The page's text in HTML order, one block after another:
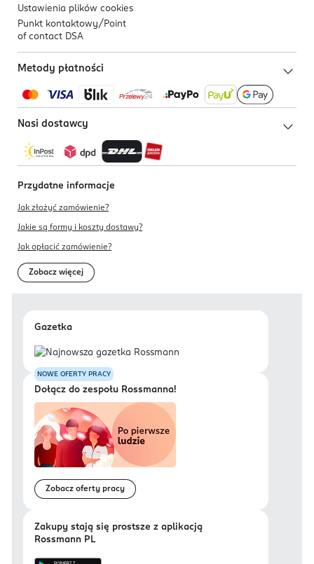
Ustawienia plików cookies
Punkt kontaktowy/ Point
of contact DSA
Metody płatności
Nasi dostawcy
Przydatne informacje
Jak złożyć zamówienie?
Jakie są formy i koszty dostawy?
Jak opłacić zamówienie?
Zobacz więcej
Gazetka
NOWE OFERTY PRACY
Dołącz do zespołu Rossmanna!
Zobacz oferty pracy
Zakupy stają się prostsze z aplikacją
Rossmann PL